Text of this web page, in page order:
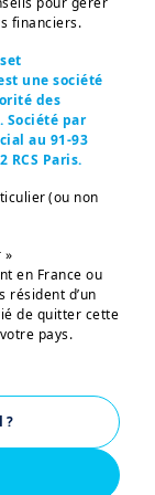
financiers.
une société
des
Société par
au 91-93
RCS Paris.
(ou non
»
en France ou
résident d’un
de quitter cette
pays.
pas aux
ou aux
définie par la
en
notamment toute
?